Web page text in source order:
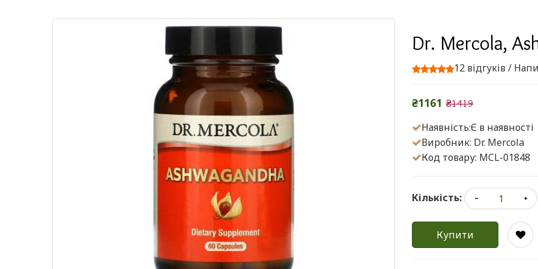
Dr. Mercola,
12 відгуків/
₴1161 ₴1419
Наявність:Є в наявності
Виробник: Dr. Mercola
Код товару: MCL-01848
Кількість:
Купити